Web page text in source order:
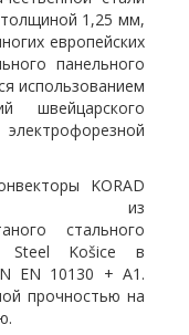
1,25 мм,
европейских
панельного
использованием
швейцарского
KORAD
из
стального
Steel Košice в
EN 10130 + A1.
прочностью на